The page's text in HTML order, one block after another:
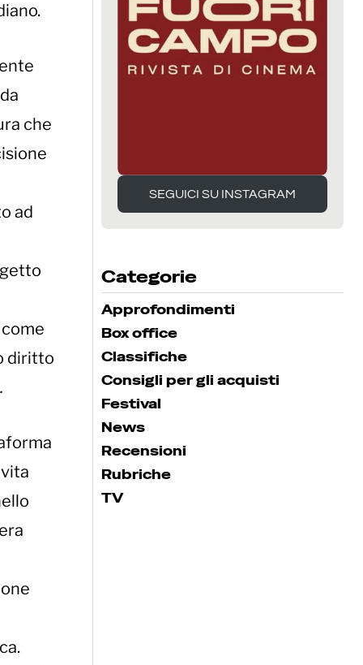
che
ad
diritto
SEGUICI SU INSTAGRAM
SEGUICI SU INSTAGRAM
Categorie
Approfondimenti
Box office
Classifiche
Consigli per gli acquisti
Festival
News
Recensioni
Rubriche
TV